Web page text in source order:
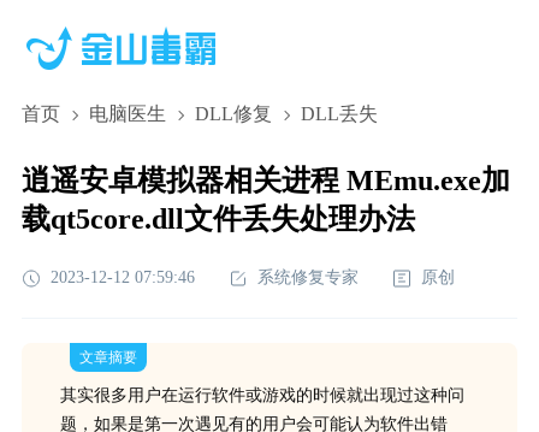
首页 电脑医生 DLL修复 DLL丢失
逍遥安卓模拟器相关进程 MEmu.exe加
载qt5core.dll文件丢失处理办法
2023-12-12 07:59:46 系统修复专家 原创
文章摘要
其实很多用户在运行软件或游戏的时候就出现过这种问
题，如果是第一次遇见有的用户会可能认为软件出错